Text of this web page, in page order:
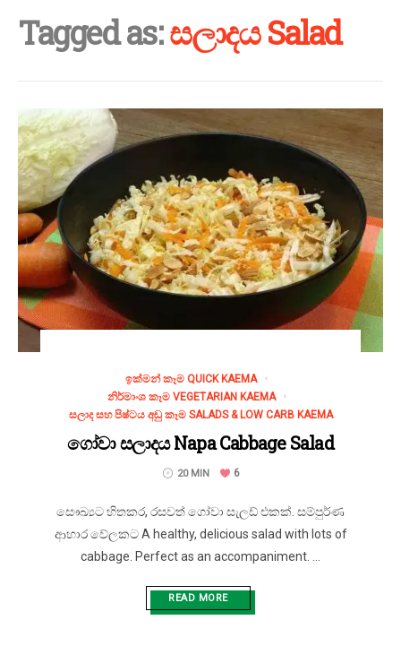
Tagged as:සලාදය Salad
ඉක්මන් කෑම QUICK KAEMA
නිර්මාංශ කෑම VEGETARIAN KAEMA
සලාද සහ පිෂ්ටය අඩු කෑම SALADS & LOW CARB KAEMA
ගෝවා සලාදය Napa Cabbage Salad
20 MIN 6
සෞඛ්‍යට හිතකර, රසවත් ගෝවා සැලඩ් එකක්. සම්පුර්ණ
ආහාර වේලකට A healthy, delicious salad with lots of
cabbage. Perfect as an accompaniment. ...
READ MORE